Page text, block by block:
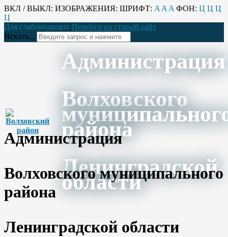
ВКЛ / ВЫКЛ: ИЗОБРАЖЕНИЯ: ШРИФТ: A A A ФОН: Ц Ц Ц
Ц
Для слабовидящих Перейти на старый сайт
Искать...
Администрация
Волховского
района
Ленинградской
области
Администрация
Волховского муниципального
района
Ленинградской области